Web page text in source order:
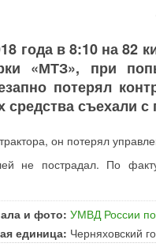
года в 8:10 на 82
«МТЗ», при
потерял
средства съехали
он потерял
не пострадал. По
и фото: УМВД России по
единица: Черняховский